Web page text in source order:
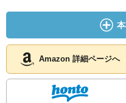
Amazon 詳細ページへ